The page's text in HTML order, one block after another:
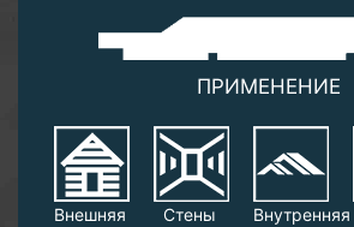
ПРИМЕНЕНИЕ
Внешняя
Стены
Внутренняя